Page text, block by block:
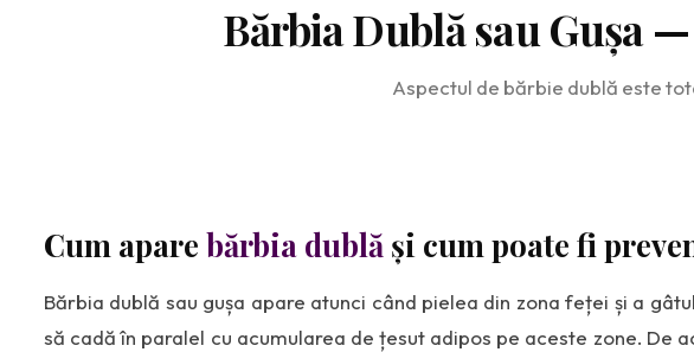
Bărbia Dublă sau Gușa
Aspectul de bărbie dublă este
Cum apare bărbia dublă și cum poate fi
Bărbia dublă sau gușa apare atunci când pielea din zona feței și a
să cadă în paralel cu acumularea de țesut adipos pe aceste zone. De